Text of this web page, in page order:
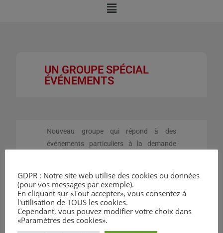
UN GROUPE SPÉCIAL
ÉVÉNEMENTS
Nouveau groupe qui répond à des
événements particuliers à la demande
prévention. Ce groupe est composé de
bénévoles de tous les groupes de
l’association.
GDPR : Notre site web utilise des cookies ou données
(pour vos messages par exemple).
En cliquant sur «Tout accepter», vous consentez à
l'utilisation de TOUS les cookies.
Cependant, vous pouvez modifier votre choix dans
«Paramètres des cookies».